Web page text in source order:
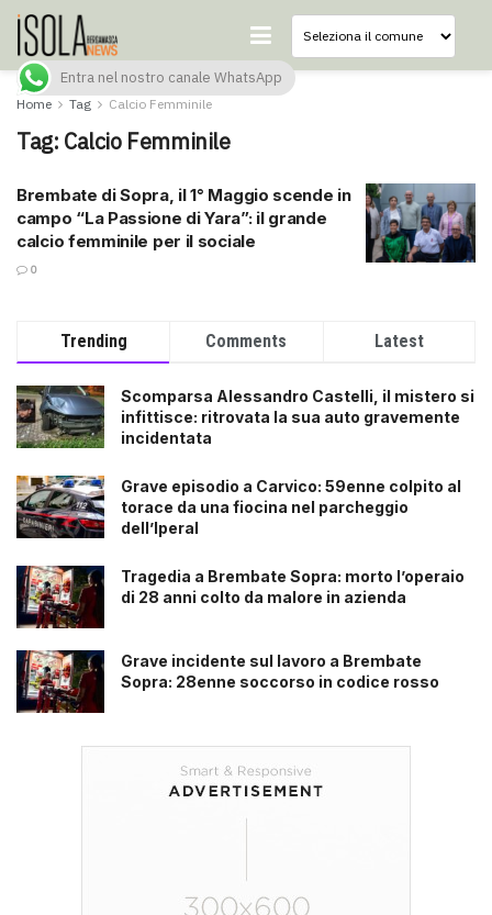
Home Tag Calcio Femminile
Tag: Calcio Femminile
Brembate di Sopra, il 1° Maggio scende in
campo “La Passione di Yara”: il grande
calcio femminile per il sociale
0
Trending Comments Latest
Scomparsa Alessandro Castelli, il mistero si
infittisce: ritrovata la sua auto gravemente
incidentata
Grave episodio a Carvico: 59enne colpito al
torace da una fiocina nel parcheggio
dell’Iperal
Tragedia a Brembate Sopra: morto l’operaio
di 28 anni colto da malore in azienda
Grave incidente sul lavoro a Brembate
Sopra: 28enne soccorso in codice rosso
Entra nel nostro canale WhatsApp